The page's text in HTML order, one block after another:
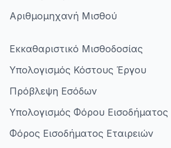
Αριθμομηχανή Μισθού
Εκκαθαριστικό Μισθοδοσίας
Υπολογισμός Κόστους Έργου
Πρόβλεψη Εσόδων
Υπολογισμός Φόρου Εισοδήματος
Φόρος Εισοδήματος Εταιρειών